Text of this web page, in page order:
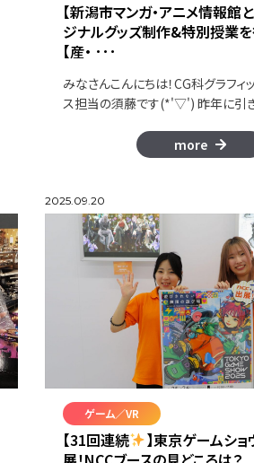
【新潟市マンガ・アニメ情報館と
ジナルグッズ制作&特別授業
【産・ ･･･
みなさんこんにちは！CG科グラフィ
ス担当の須藤です(*'▽') 昨年に引
more
2025.09.20
ゲーム／VR
【31回連続
】東京ゲームシ